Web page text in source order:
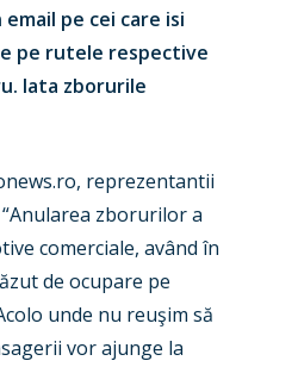
pe cei care isi
pe rutele respective
Iata zborurile
reprezentantii
zborurilor a
comerciale, având în
de ocupare pe
unde nu reuşim să
vor ajunge la
New Routes
Industry
Accidents / Incidents
Airshows